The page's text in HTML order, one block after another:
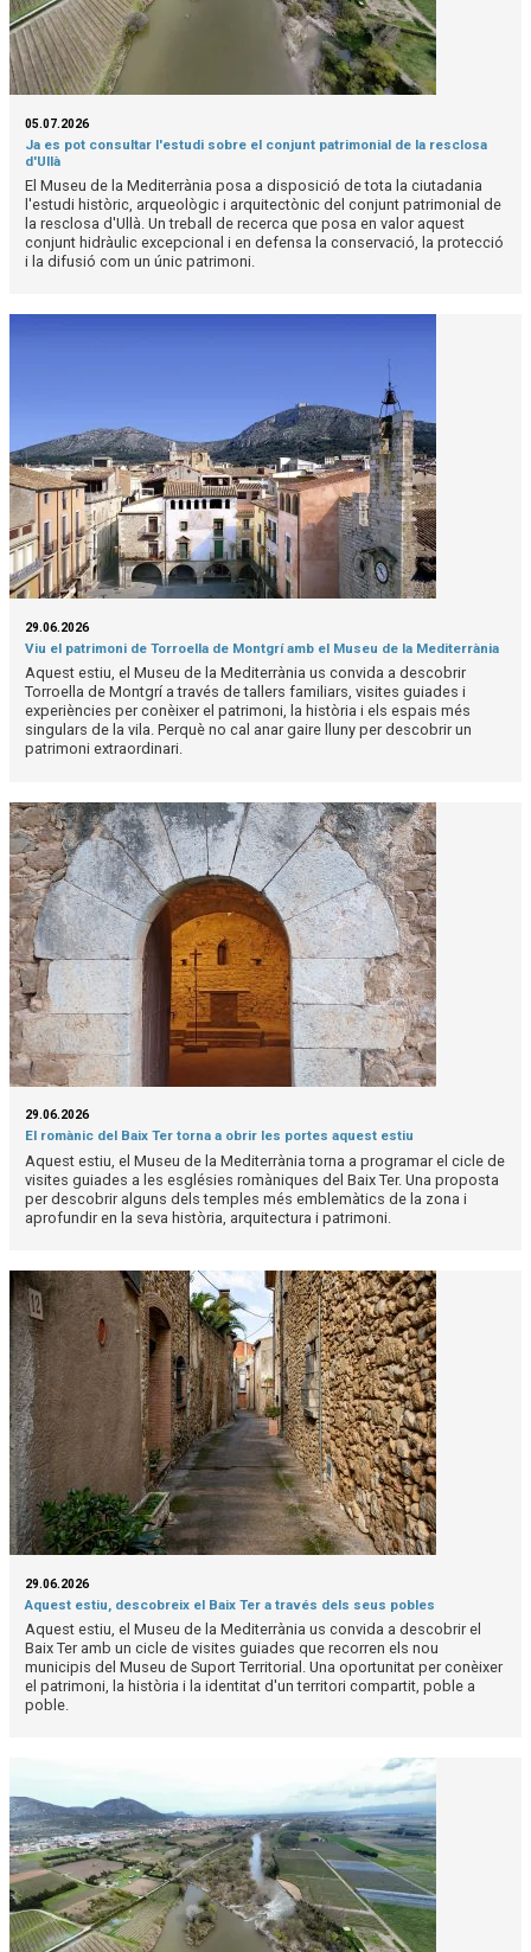
05.07.2026
Ja es pot consultar l'estudi sobre el conjunt patrimonial de la resclosa
d'Ullà
El Museu de la Mediterrània posa a disposició de tota la ciutadania
l'estudi històric, arqueològic i arquitectònic del conjunt patrimonial de
la resclosa d'Ullà. Un treball de recerca que posa en valor aquest
conjunt hidràulic excepcional i en defensa la conservació, la protecció
i la difusió com un únic patrimoni.
29.06.2026
Viu el patrimoni de Torroella de Montgrí amb el Museu de la Mediterrània
Aquest estiu, el Museu de la Mediterrània us convida a descobrir
Torroella de Montgrí a través de tallers familiars, visites guiades i
experiències per conèixer el patrimoni, la història i els espais més
singulars de la vila. Perquè no cal anar gaire lluny per descobrir un
patrimoni extraordinari.
29.06.2026
El romànic del Baix Ter torna a obrir les portes aquest estiu
Aquest estiu, el Museu de la Mediterrània torna a programar el cicle de
visites guiades a les esglésies romàniques del Baix Ter. Una proposta
per descobrir alguns dels temples més emblemàtics de la zona i
aprofundir en la seva història, arquitectura i patrimoni.
29.06.2026
Aquest estiu, descobreix el Baix Ter a través dels seus pobles
Aquest estiu, el Museu de la Mediterrània us convida a descobrir el
Baix Ter amb un cicle de visites guiades que recorren els nou
municipis del Museu de Suport Territorial. Una oportunitat per conèixer
el patrimoni, la història i la identitat d'un territori compartit, poble a
poble.